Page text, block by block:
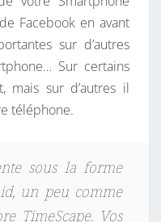
Facebook en avant
sur d’autres
Sur certains
mais sur d’autres il
téléphone.
sous la forme
un peu comme
TimeScape. Vos